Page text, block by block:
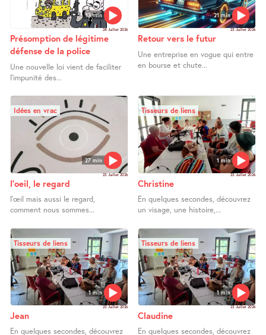
13 min
24 Juillet 2026
Présomption de légitime
défense de la police
Une nouvelle loi vient de faciliter
l’impunité des...
21 min
23 Juillet 2026
Retour vers le futur
Une entreprise en vogue qui entre
en bourse et chute...
27 min
Idées en vrac
23 Juillet 2026
l’oeil, le regard
l’œil mais aussi le regard,
comment nous sommes...
1 min
Tisseurs de liens
23 Juillet 2026
Christine
En quelques secondes, découvrez
un visage, une histoire,...
1 min
Tisseurs de liens
23 Juillet 2026
Jean
En quelques secondes, découvrez
1 min
Tisseurs de liens
23 Juillet 2026
Claudine
En quelques secondes, découvrez